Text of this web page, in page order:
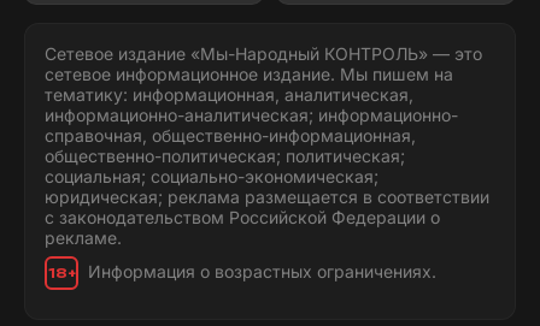
Сетевое издание «Мы-Народный КОНТРОЛЬ» — это
сетевое информационное издание. Мы пишем на
тематику: информационная, аналитическая,
информационно-аналитическая; информационно-
справочная, общественно-информационная,
общественно-политическая; политическая;
социальная; социально-экономическая;
юридическая; реклама размещается в соответствии
с законодательством Российской Федерации о
рекламе.
18+ Информация о возрастных ограничениях.